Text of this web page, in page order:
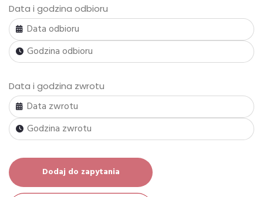
Data i godzina odbioru
Data i godzina zwrotu
Dodaj do zapytania